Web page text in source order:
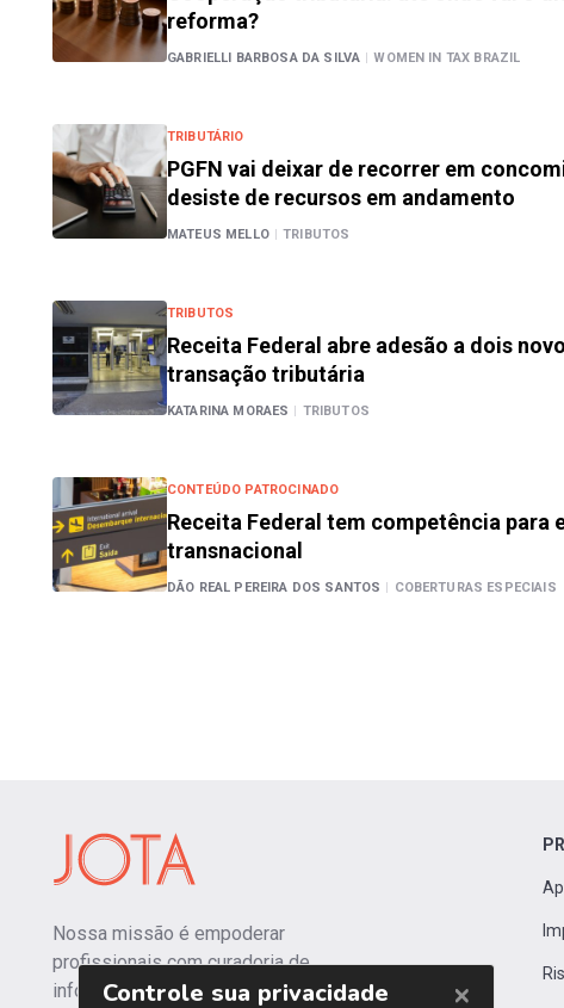
reforma?
GABRIELLI BARBOSA DA SILVA | WOMEN IN TAX BRAZIL
TRIBUTÁRIO
PGFN vai deixar de recorrer em
desiste de recursos em andamento
MATEUS MELLO | TRIBUTOS
TRIBUTOS
Receita Federal abre adesão a dois
transação tributária
KATARINA MORAES | TRIBUTOS
CONTEÚDO PATROCINADO
Receita Federal tem competência para
transnacional
DÃO REAL PEREIRA DOS SANTOS | COBERTURAS ESPECIAIS
Nossa missão é empoderar
profissionais com curadoria de
informações independentes e